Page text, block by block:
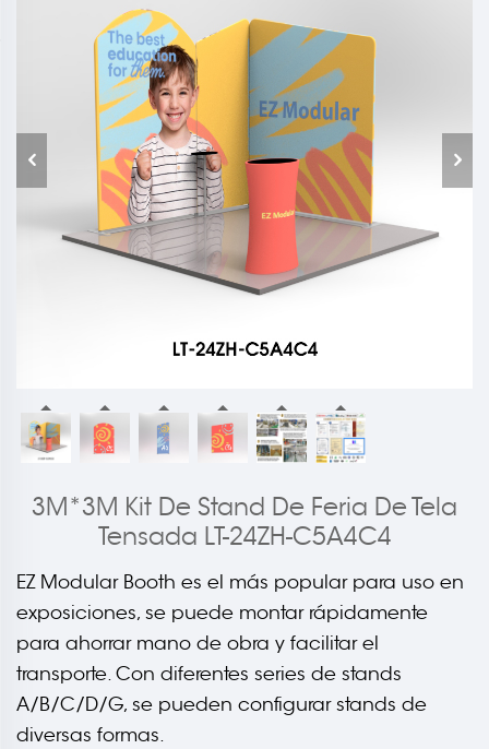
3M*3M Kit De Stand De Feria De Tela
Tensada LT-24ZH-C5A4C4
EZ Modular Booth es el más popular para uso en
exposiciones, se puede montar rápidamente
para ahorrar mano de obra y facilitar el
transporte. Con diferentes series de stands
A/B/C/D/G, se pueden configurar stands de
diversas formas.